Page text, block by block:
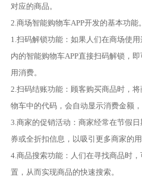
对应的商品。
2.商场智能购物车APP开发的基本功能。
1.扫码解锁功能：如果人们在商场使
内的智能购物车APP直接扫码解锁，
用消费。
2.扫码结账功能：顾客购买商品时，
物车中的代码，会自动显示消费金额，
3.商家的促销活动：商家经常在节假
券或全折扣信息，以吸引更多商家的用
4.商品搜索功能：人们在寻找商品时
置，从而实现商品的快速搜索。